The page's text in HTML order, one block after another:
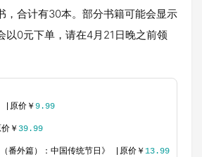
，合计有30本。部分书籍可能会显示
以0元下单，请在4月21日晚之前领
|原价￥ 9.99
￥ 39.99
（番外篇）：中国传统节日》 |原价￥ 13.99